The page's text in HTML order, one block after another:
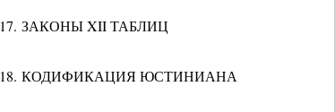
17. ЗАКОНЫ XII ТАБЛИЦ
18. КОДИФИКАЦИЯ ЮСТИНИАНА